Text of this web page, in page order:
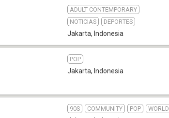
ADULT CONTEMPORARY
NOTICIAS
DEPORTES
Jakarta, Indonesia
POP
Jakarta, Indonesia
90S COMMUNITY POP WORLD